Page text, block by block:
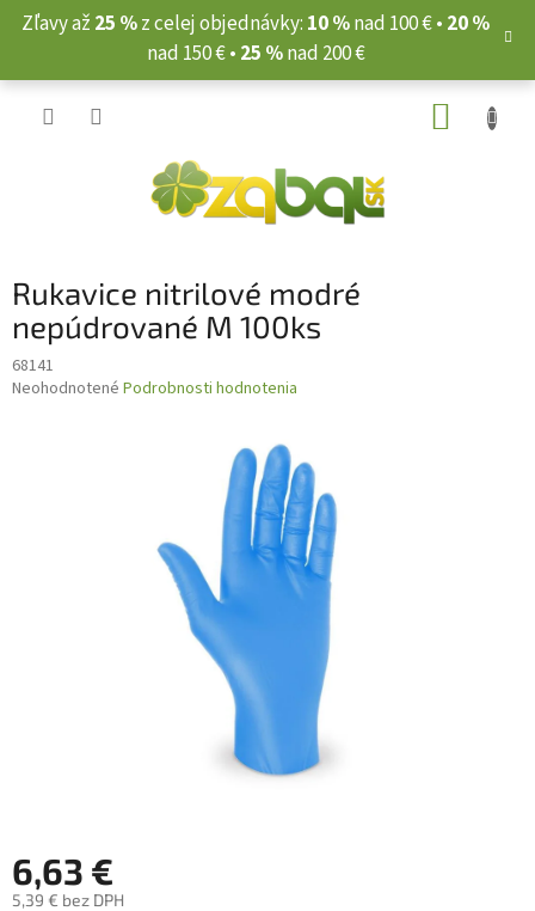
Prejsť
Zľavy až 25 %z celej objednávky: 10 %nad 100 € • 20 %
nad 150 € • 25 %nad 200 €
Rukavice nitrilové modré
nepúdrované M 100ks
68141
Priemerné
Neohodnotené Podrobnosti hodnotenia
6,63 €
5,39 € bez DPH